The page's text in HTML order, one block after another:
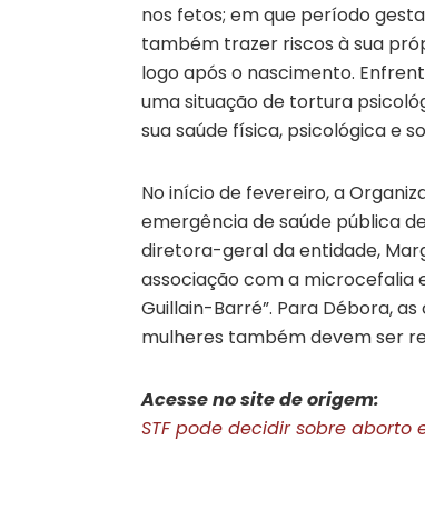
nos fetos; em que período
também trazer riscos à sua
logo após o nascimento.
uma situação de tortura
sua saúde física, psicológica e
No início de fevereiro, a
emergência de saúde pública
diretora-geral da entidade,
associação com a microcefalia
Guillain-Barré”. Para Débora,
mulheres também devem ser
Acesse no site de origem:
STF pode decidir sobre aborto